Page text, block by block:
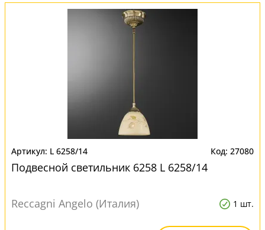
L 6258/14 27080
Подвесной светильник 6258 L 6258/14
Reccagni Angelo (Италия) 1 шт.